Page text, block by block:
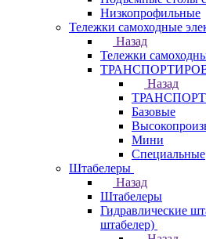
Низкопрофильные
Тележки самоходные
Назад
Тележки
Назад
Базовые
Мини
Специальные
Штабелеры
Назад
Штабелеры
Гидравлические
штабелер)